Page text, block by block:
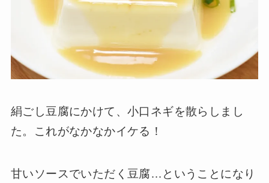
絹ごし豆腐にかけて、小口ネギを散らしまし
た。これがなかなかイケる！
甘いソースでいただく豆腐…ということになり